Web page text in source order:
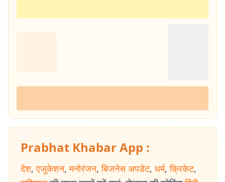
Prabhat Khabar App :
देश, एजुकेशन, मनोरंजन, बिजनेस अपडेट, धर्म, क्रिकेट,